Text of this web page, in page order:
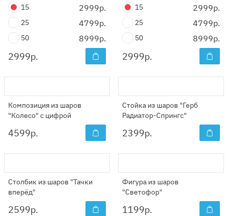
15 2999р.
25 4799р.
50 8999р.
2999р.
15 2999р.
25 4799р.
50 8999р.
2999р.
Композиция из шаров
"Колесо" с цифрой
4599р.
Стойка из шаров "Герб
Радиатор-Спрингс"
2399р.
Столбик из шаров "Тачки
вперёд"
2599р.
Фигура из шаров
"Светофор"
1199р.